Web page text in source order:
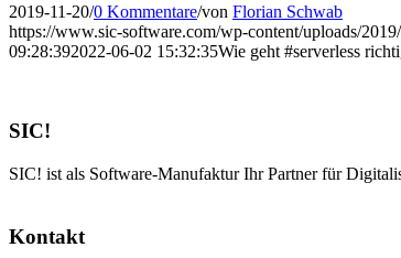
2019-11-20/0 Kommentare/von Florian Schwab
https://www.sic-software.com/wp-content/uploads/
09:28:392022-06-02 15:32:35Wie geht #serverless
SIC!
SIC! ist als Software-Manufaktur Ihr Partner für
Kontakt